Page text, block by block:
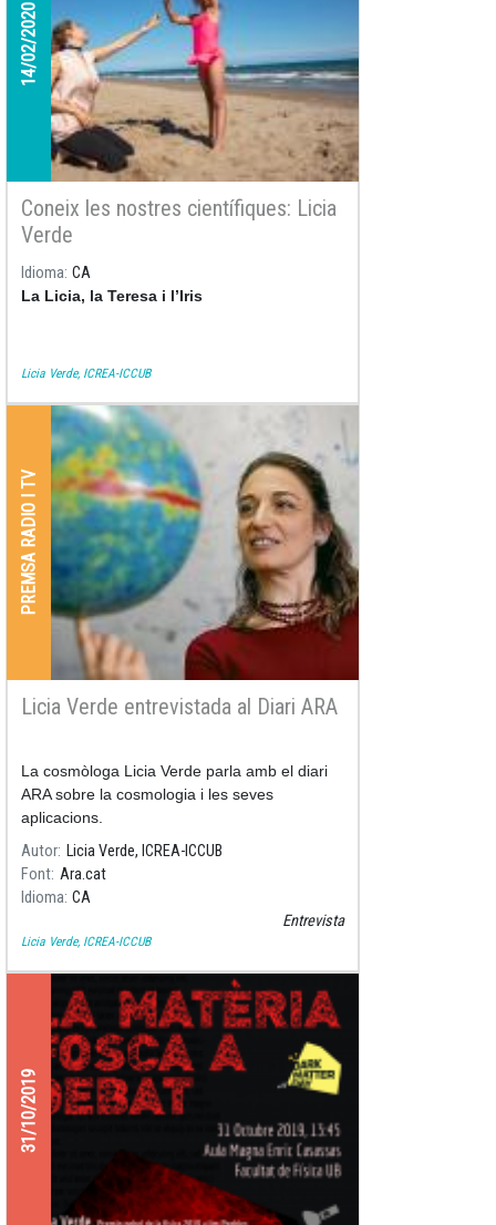
14/02/2020
Coneix les nostres científiques: Licia
Verde
Idioma CA
La Licia, la Teresa i l’Iris
Licia Verde, ICREA-ICCUB
PREMSA RADIO I TV
Licia Verde entrevistada al Diari ARA
La cosmòloga Licia Verde parla amb el diari
ARA sobre la cosmologia i les seves
aplicacions.
Autor Licia Verde, ICREA-ICCUB
Font Ara.cat
Idioma CA
Entrevista
Licia Verde, ICREA-ICCUB
31/10/2019